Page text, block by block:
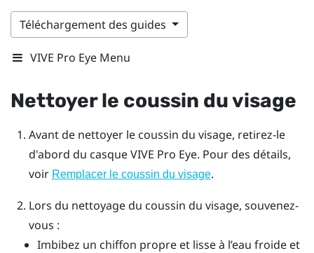
Téléchargement des guides
VIVE Pro Eye Menu
Nettoyer le coussin du visage
Avant de nettoyer le coussin du visage, retirez-le
d'abord du casqueVIVE Pro Eye. Pour des détails,
voir Remplacer le coussin du visage.
Lors du nettoyage du coussin du visage, souvenez-
vous :
Imbibez un chiffon propre et lisse à l’eau froide et